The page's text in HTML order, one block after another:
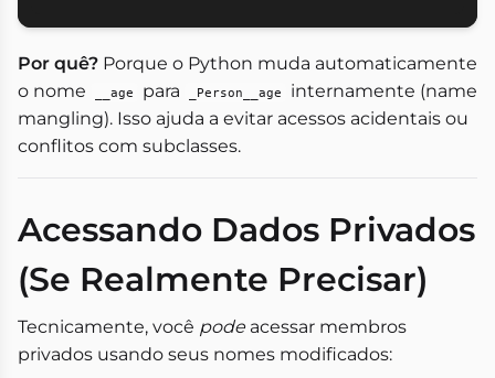
Por quê? Porque o Python muda automaticamente
o nome
__age para _Person__age
internamente (name
mangling). Isso ajuda a evitar acessos acidentais ou
conflitos com subclasses.
Acessando Dados Privados
(Se Realmente Precisar)
Tecnicamente, você podeacessar membros
privados usando seus nomes modificados: